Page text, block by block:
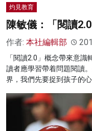
灼見教育
陳敏儀：「閱讀
作者: 本社編輯部
「閱讀2.0」概念帶來意
讀者應學習帶着問題閱讀
界，我們先要捉到孩子的